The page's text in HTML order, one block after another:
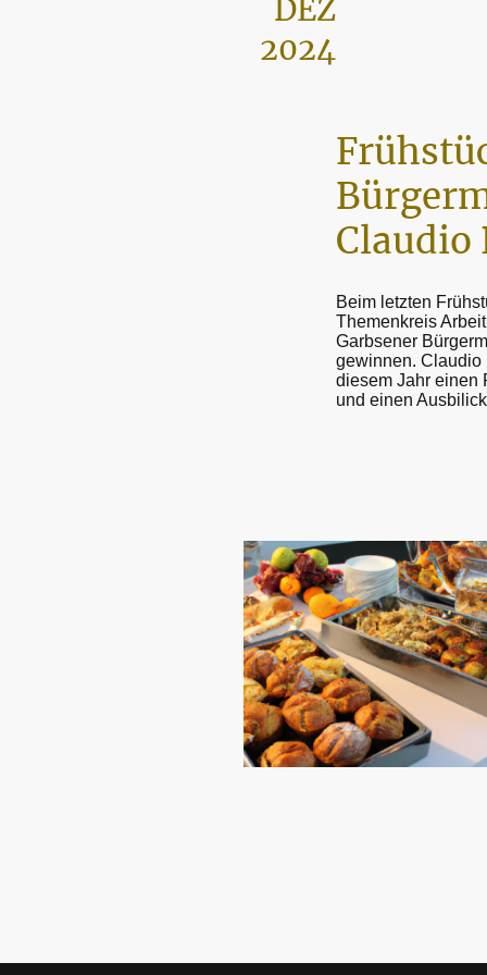
DEZ
2024
Claudio
Beim letzten
Themenkreis
Garbsener
gewinnen. Claudio
diesem Jahr einen
und einen